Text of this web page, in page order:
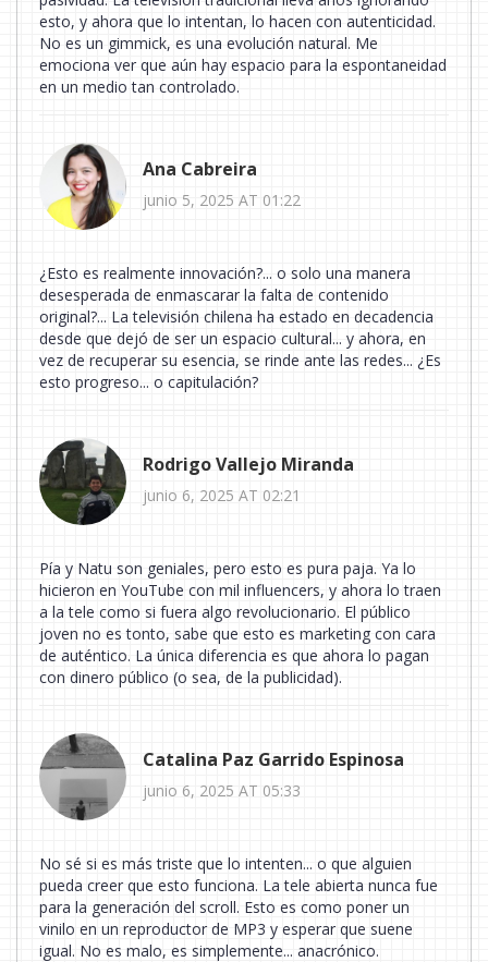
esto, y ahora que lo intentan, lo hacen con autenticidad.
No es un gimmick, es una evolución natural. Me
emociona ver que aún hay espacio para la espontaneidad
en un medio tan controlado.
Ana Cabreira
junio 5, 2025 AT 01:22
¿Esto es realmente innovación?... o solo una manera
desesperada de enmascarar la falta de contenido
original?... La televisión chilena ha estado en decadencia
desde que dejó de ser un espacio cultural... y ahora, en
vez de recuperar su esencia, se rinde ante las redes... ¿Es
esto progreso... o capitulación?
Rodrigo Vallejo Miranda
junio 6, 2025 AT 02:21
Pía y Natu son geniales, pero esto es pura paja. Ya lo
hicieron en YouTube con mil influencers, y ahora lo traen
a la tele como si fuera algo revolucionario. El público
joven no es tonto, sabe que esto es marketing con cara
de auténtico. La única diferencia es que ahora lo pagan
con dinero público (o sea, de la publicidad).
Catalina Paz Garrido Espinosa
junio 6, 2025 AT 05:33
No sé si es más triste que lo intenten... o que alguien
pueda creer que esto funciona. La tele abierta nunca fue
para la generación del scroll. Esto es como poner un
vinilo en un reproductor de MP3 y esperar que suene
igual. No es malo, es simplemente... anacrónico.